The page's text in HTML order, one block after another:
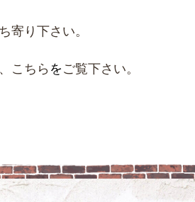
寄り下さい。
こちら を ご覧下さい。